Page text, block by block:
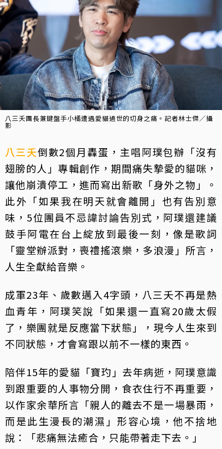
八三夭團長兼鍵盤手小橘遭遇愛貓過世的切身之痛。記者林士傑／攝
影
八三夭倒數2個月轟蛋，主唱阿璞包辦「沒有
翅膀的人」專輯創作，期間痛失摯愛的貓咪，
讓他崩潰停工，進而寫出新歌「身外之物」。
此外「如果我在明天就會離開」也有告別意
味，5位團員不忌諱討論告別式，阿璞還建議
鼓手阿電在台上綻放到最後一刻，像是歌詞
「靈堂辦派對，喪禮搖滾樂，多浪漫」所言，
人生全獻給音樂。
成軍23年、歲數邁入4字頭，八三夭不再是熱
血青年，阿璞笑說「如果還一直寫20歲太假
了，樂團就是反應當下狀態」，現今人生來到
不同狀態，才會寫跟以前不一樣的東西。
陪伴15年的愛貓「寶玓」去年病逝，阿璞意識
到跟重要的人事物分開，食衣住行不再重要，
以作家余華所言「親人的離去不是一場暴雨，
而是此生漫長的潮濕」形容心境，他不捨地
說：「悲痛無法癒合，只能帶著走下去。」